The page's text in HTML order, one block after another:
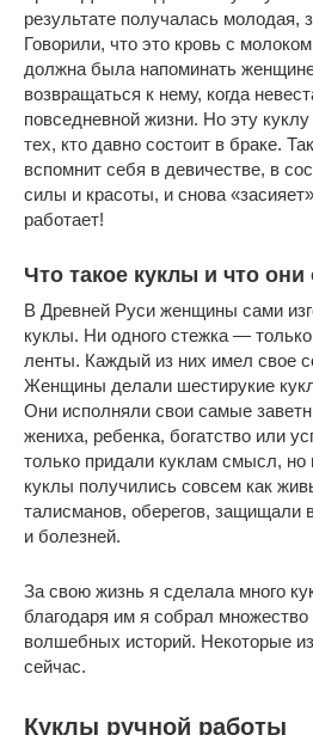
результате получалась молодая,
Говорили, что это кровь с
должна была напоминать
возвращаться к нему, когда
повседневной жизни. Но эту
тех, кто давно состоит в браке.
вспомнит себя в девичестве, в
силы и красоты, и снова
работает!
Что такое куклы и что они
В Древней Руси женщины сами
куклы. Ни одного стежка — только
ленты. Каждый из них имел свое
Женщины делали шестирукие
Они исполняли свои самые
жениха, ребенка, богатство или
только придали куклам смысл,
куклы получились совсем как
талисманов, оберегов, защищали
и болезней.
За свою жизнь я сделала много
благодаря им я собрал
волшебных историй. Некоторые
сейчас.
Куклы ручной работы